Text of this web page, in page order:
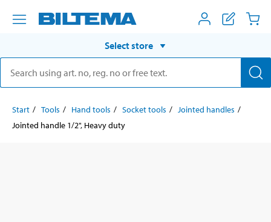
Select store
Start Tools Hand tools Socket tools
Jointed handles
Jointed handle 1/2", Heavy duty